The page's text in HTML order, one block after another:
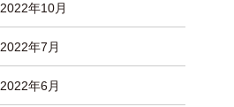
2022年10月
2022年7月
2022年6月